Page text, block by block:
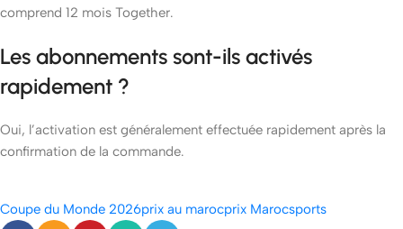
comprend 12 mois Together.
Les abonnements sont-ils activés
rapidement ?
Oui, l’activation est généralement effectuée rapidement après la
confirmation de la commande.
Coupe du Monde 2026prix au marocprix Marocsports